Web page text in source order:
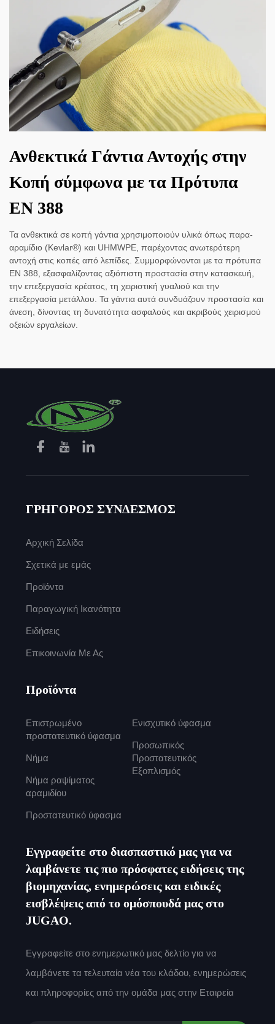
Ανθεκτικά Γάντια Αντοχής στην
Κοπή σύμφωνα με τα Πρότυπα
EN 388
Τα ανθεκτικά σε κοπή γάντια χρησιμοποιούν υλικά όπως παρα-
αραμίδιο (Kevlar®) και UHMWPE, παρέχοντας ανωτερότερη
αντοχή στις κοπές από λεπίδες. Συμμορφώνονται με τα πρότυπα
EN 388, εξασφαλίζοντας αξιόπιστη προστασία στην κατασκευή,
την επεξεργασία κρέατος, τη χειριστική γυαλιού και την
επεξεργασία μετάλλου. Τα γάντια αυτά συνδυάζουν προστασία και
άνεση, δίνοντας τη δυνατότητα ασφαλούς και ακριβούς χειρισμού
οξειών εργαλείων.
ΓΡΗΓΟΡΟΣ ΣΥΝΔΕΣΜΟΣ
Αρχική Σελίδα
Σχετικά με εμάς
Προϊόντα
Παραγωγική Ικανότητα
Ειδήσεις
Επικοινωνία Με Ας
Προϊόντα
Επιστρωμένο
προστατευτικό ύφασμα
Νήμα
Νήμα ραψίματος
αραμιδίου
Προστατευτικό ύφασμα
Ενισχυτικό ύφασμα
Προσωπικός
Προστατευτικός
Εξοπλισμός
Εγγραφείτε στο διασπαστικό μας για να
λαμβάνετε τις πιο πρόσφατες ειδήσεις της
βιομηχανίας, ενημερώσεις και ειδικές
εισβλέψεις από το ομόσπουδά μας στο
JUGAO.
Εγγραφείτε στο ενημερωτικό μας δελτίο για να
λαμβάνετε τα τελευταία νέα του κλάδου, ενημερώσεις
και πληροφορίες από την ομάδα μας στην Εταιρεία